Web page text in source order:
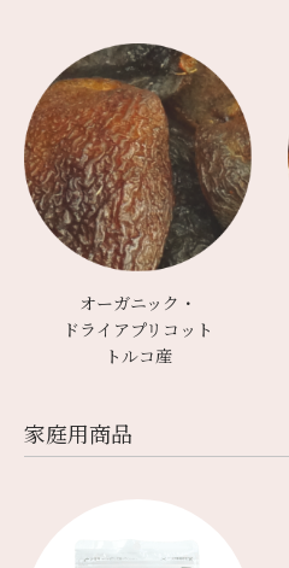
オーガニック・
ドライアプリコット
トルコ産
家庭⽤商品